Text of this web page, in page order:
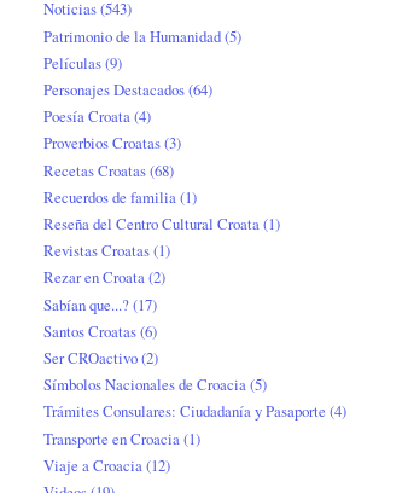
Noticias(543)
Patrimonio de la Humanidad(5)
Películas(9)
Personajes Destacados(64)
Poesía Croata(4)
Proverbios Croatas(3)
Recetas Croatas(68)
Recuerdos de familia(1)
Reseña del Centro Cultural Croata(1)
Revistas Croatas(1)
Rezar en Croata(2)
Sabían que...?(17)
Santos Croatas(6)
Ser CROactivo(2)
Símbolos Nacionales de Croacia(5)
Trámites Consulares: Ciudadanía y Pasaporte (4)
Transporte en Croacia(1)
Viaje a Croacia(12)